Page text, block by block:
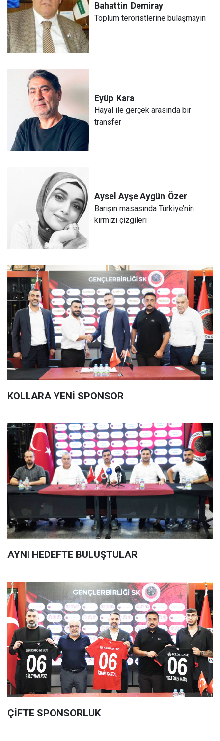
Bahattin Demiray
Toplum teröristlerine bulaşmayın
Eyüp Kara
Hayal ile gerçek arasında bir
transfer
Aysel Ayşe Aygün Özer
Barışın masasında Türkiye’nin
kırmızı çizgileri
KOLLARA YENİ SPONSOR
AYNI HEDEFTE BULUŞTULAR
ÇİFTE SPONSORLUK